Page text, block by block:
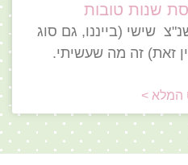
שנות טובות
שישי (בייננו, גם סוג
זאת) זה מה שעשיתי.
המלא >